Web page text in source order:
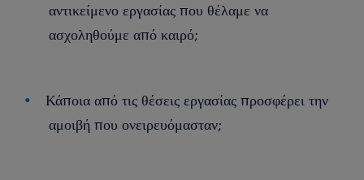
αντικείμενο εργασίας που θέλαμε να
ασχοληθούμε από καιρό;
Κάποια από τις θέσεις εργασίας προσφέρει την
αμοιβή που ονειρευόμασταν;